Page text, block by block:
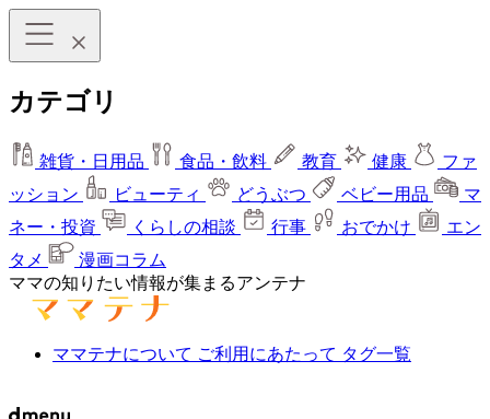
カテゴリ
雑貨・日用品 食品・飲料 教育 健康
ファ
ッション
ビューティ どうぶつ ベビー用品
マ
ネー・投資
くらしの相談 行事 おでかけ
エン
タメ
漫画コラム
ママの知りたい情報が集まるアンテナ
ママテナについて ご利用にあたって タグ一覧